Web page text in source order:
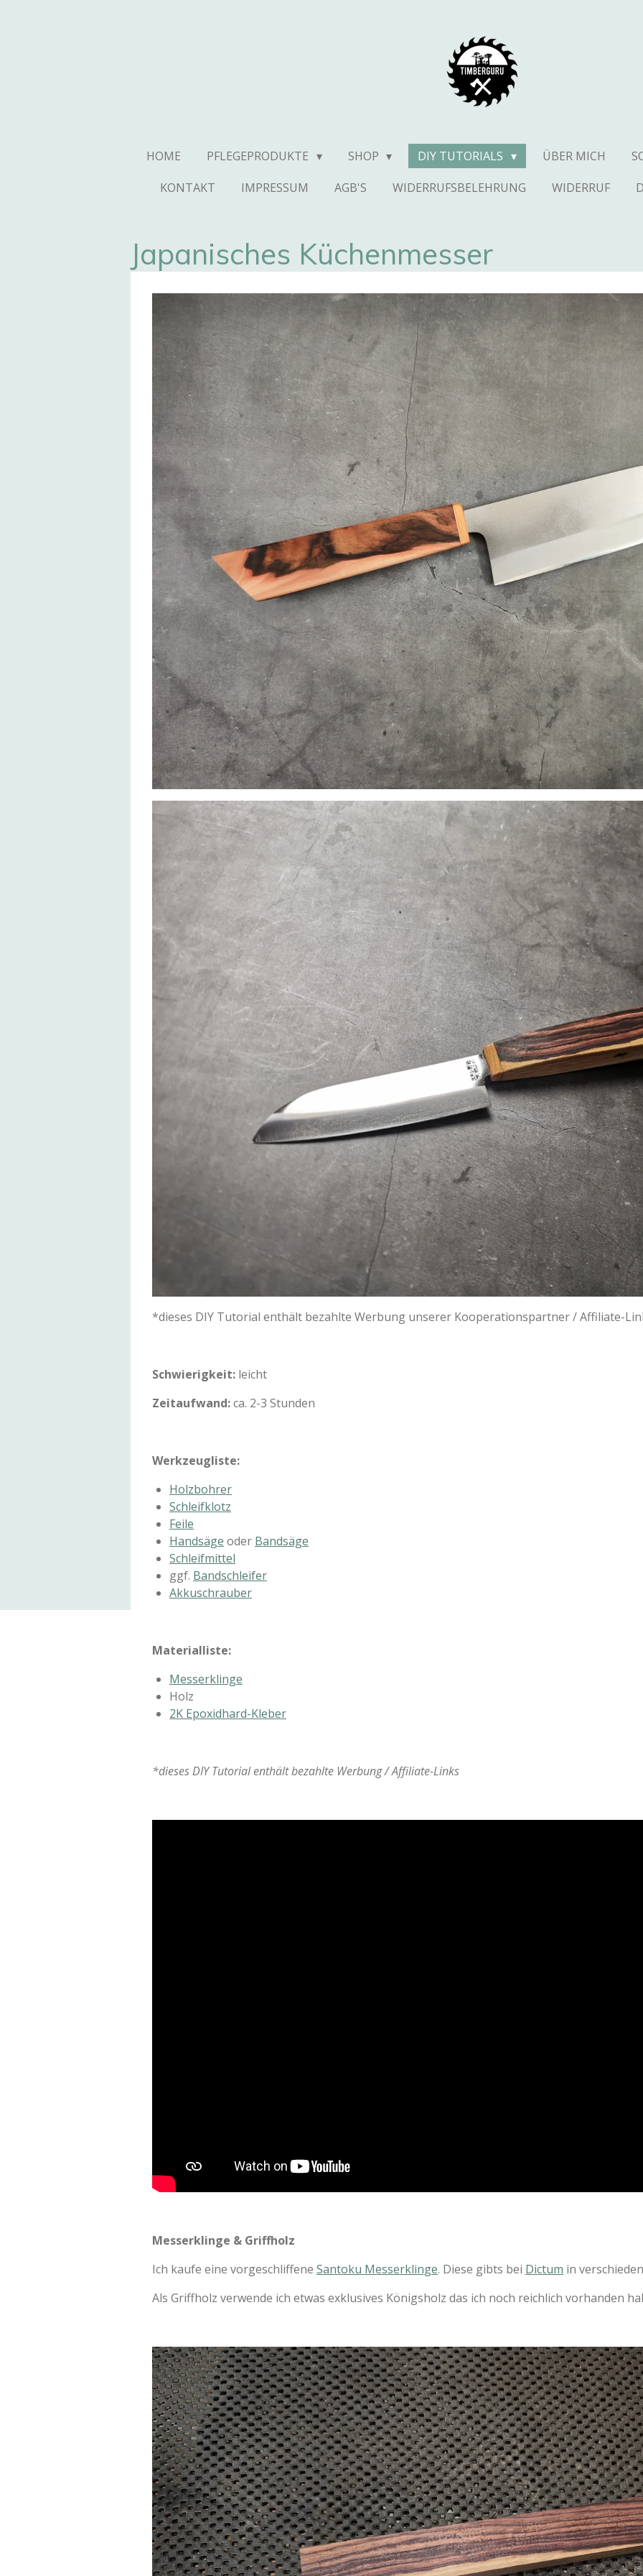
HOME PFLEGEPRODUKTE SHOP DIY TUTORIALS ÜBER MICH
KONTAKT
IMPRESSUM AGB'S WIDERRUFSBELEHRUNG WIDERRUF
Japanisches Küchenmesser
*dieses DIY Tutorial enthält bezahlte Werbung unserer Kooperationspartner / Affiliate-
Schwierigkeit: leicht
Zeitaufwand:ca. 2-3 Stunden
Werkzeugliste:
Holzbohrer
Schleifklotz
Feile
Handsäge oder Bandsäge
Schleifmittel
ggf. Bandschleifer
Akkuschrauber
Materialliste:
Messerklinge
Holz
2K Epoxidhard-Kleber
*dieses DIY Tutorial enthält bezahlte Werbung / Affiliate-Links
Messerklinge & Griffholz
Ich kaufe eine vorgeschliffene Santoku Messerklinge. Diese gibts bei Dictum in
Als Griffholz verwende ich etwas exklusives Königsholz das ich noch reichlich vorhanden